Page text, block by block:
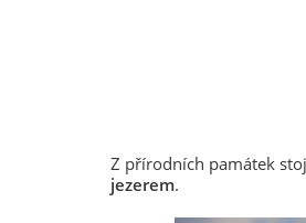
Z přírodních památek
jezerem.